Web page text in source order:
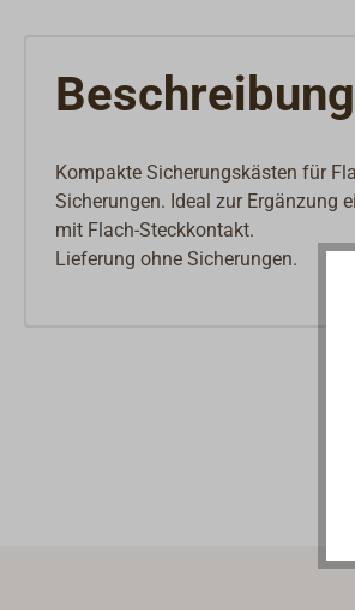
Beschreibung
Kompakte Sicherungskästen für
Sicherungen. Ideal zur Ergänzung
mit Flach-Steckkontakt.
Lieferung ohne Sicherungen.